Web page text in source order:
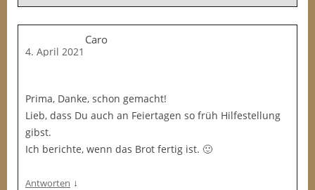
Caro
4. April 2021
Prima, Danke, schon gemacht!
Lieb, dass Du auch an Feiertagen so früh Hilfestellung
gibst.
Ich berichte, wenn das Brot fertig ist. 🙂
Antworten ↓